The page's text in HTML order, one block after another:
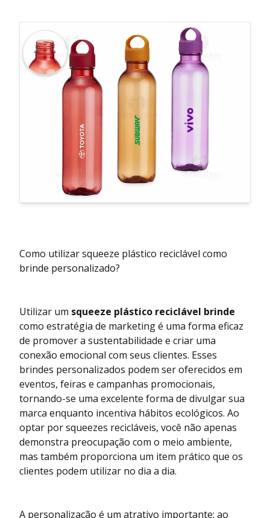
Como utilizar squeeze plástico reciclável como
brinde personalizado?
Utilizar um squeeze plástico reciclável brinde
como estratégia de marketing é uma forma eficaz
de promover a sustentabilidade e criar uma
conexão emocional com seus clientes. Esses
brindes personalizados podem ser oferecidos em
eventos, feiras e campanhas promocionais,
tornando-se uma excelente forma de divulgar sua
marca enquanto incentiva hábitos ecológicos. Ao
optar por squeezes recicláveis, você não apenas
demonstra preocupação com o meio ambiente,
mas também proporciona um item prático que os
clientes podem utilizar no dia a dia.
A personalização é um atrativo importante; ao